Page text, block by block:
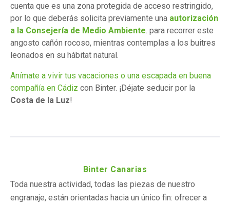
cuenta que es una zona protegida de acceso restringido,
por lo que deberás solicita previamente una autorización
a la Consejería de Medio Ambiente . para recorrer este
angosto cañón rocoso, mientras contemplas a los buitres
leonados en su hábitat natural.
Anímate a vivir tus vacaciones o una escapada en buena
compañía en Cádiz con Binter. ¡Déjate seducir por la
Costa de la Luz!
Binter Canarias
Toda nuestra actividad, todas las piezas de nuestro
engranaje, están orientadas hacia un único fin: ofrecer a